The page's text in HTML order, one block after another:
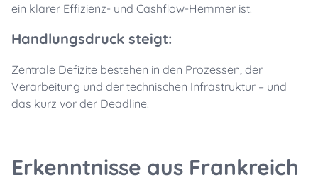
ein klarer Effizienz- und Cashflow-Hemmer ist.
Handlungsdruck steigt:
Zentrale Defizite bestehen in den Prozessen, der
Verarbeitung und der technischen Infrastruktur – und
das kurz vor der Deadline.
Erkenntnisse aus Frankreich